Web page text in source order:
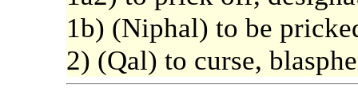
1b) (Niphal) to be
2) (Qal) to curse,